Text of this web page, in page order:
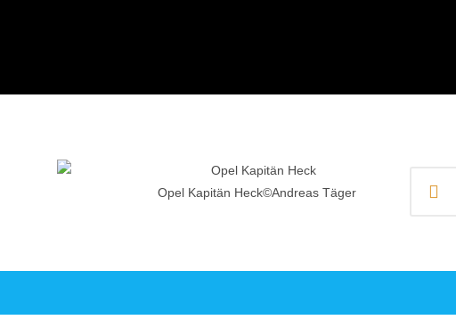
Opel Kapitän Heck©Andreas Täger